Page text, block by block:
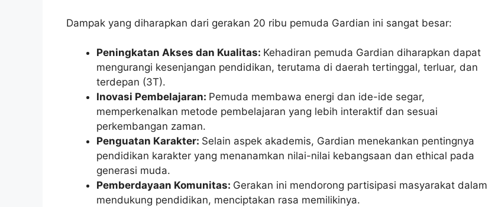
Dampak yang diharapkan dari gerakan 20 ribu pemuda Gardian ini sangat besar:
Peningkatan Akses dan Kualitas: Kehadiran pemuda Gardian diharapkan dapat
mengurangi kesenjangan pendidikan, terutama di daerah tertinggal, terluar, dan
terdepan (3T).
Inovasi Pembelajaran: Pemuda membawa energi dan ide-ide segar,
memperkenalkan metode pembelajaran yang lebih interaktif dan sesuai
perkembangan zaman.
Penguatan Karakter: Selain aspek akademis, Gardian menekankan pentingnya
pendidikan karakter yang menanamkan nilai-nilai kebangsaan dan ethical pada
generasi muda.
Pemberdayaan Komunitas: Gerakan ini mendorong partisipasi masyarakat dalam
mendukung pendidikan, menciptakan rasa memilikinya.